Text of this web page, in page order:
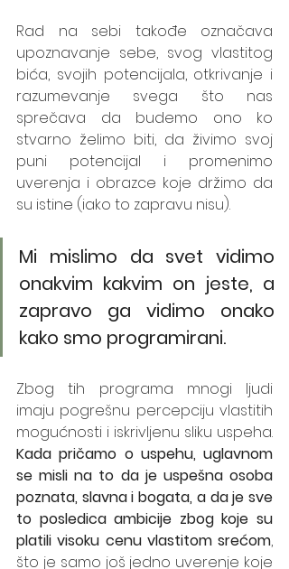
Rad na sebi takođe označava
upoznavanje sebe, svog vlastitog
bića, svojih potencijala, otkrivanje i
razumevanje svega što nas
sprečava da budemo ono ko
stvarno želimo biti, da živimo svoj
puni potencijal i promenimo
uverenja i obrazce koje držimo da
su istine (iako to zapravu nisu).
Mi mislimo da svet vidimo
onakvim kakvim on jeste, a
zapravo ga vidimo onako
kako smo programirani.
Zbog tih programa mnogi ljudi
imaju pogrešnu percepciju vlastitih
Kada pričamo o uspehu, uglavnom
se misli na to da je uspešna osoba
poznata, slavna i bogata, a da je sve
to posledica ambicije zbog koje su
platili visoku cenu vlastitom srećom,
što je samo još jedno uverenje koje